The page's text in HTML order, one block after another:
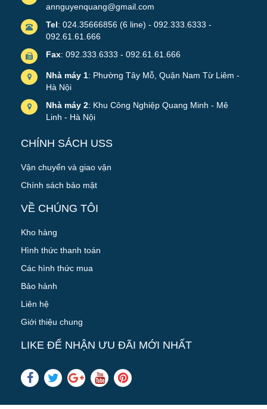
annguyenquang@gmail.com
Tel: 024.35666856 (6 line) - 092.333.6333 -
092.61.61.666
Fax: 092.333.6333 - 092.61.61.666
Nhà máy 1: Phường Tây Mỗ, Quận Nam Từ Liêm -
Hà Nội
Nhà máy 2: Khu Công Nghiệp Quang Minh - Mê
Linh - Hà Nội
CHÍNH SÁCH USS
Vận chuyển và giao vận
Chính sách bảo mật
VỀ CHÚNG TÔI
Kho hàng
Hình thức thanh toán
Các hình thức mua
Bảo hành
Liên hệ
Giới thiệu chung
LIKE ĐỂ NHẬN ƯU ĐÃI MỚI NHẤT